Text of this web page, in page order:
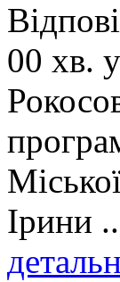
00 хв.
Ірини